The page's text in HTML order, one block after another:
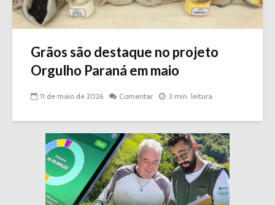
Grãos são destaque no projeto
Orgulho Paraná em maio
11 de maio de 2026 Comentar 3 min. leitura